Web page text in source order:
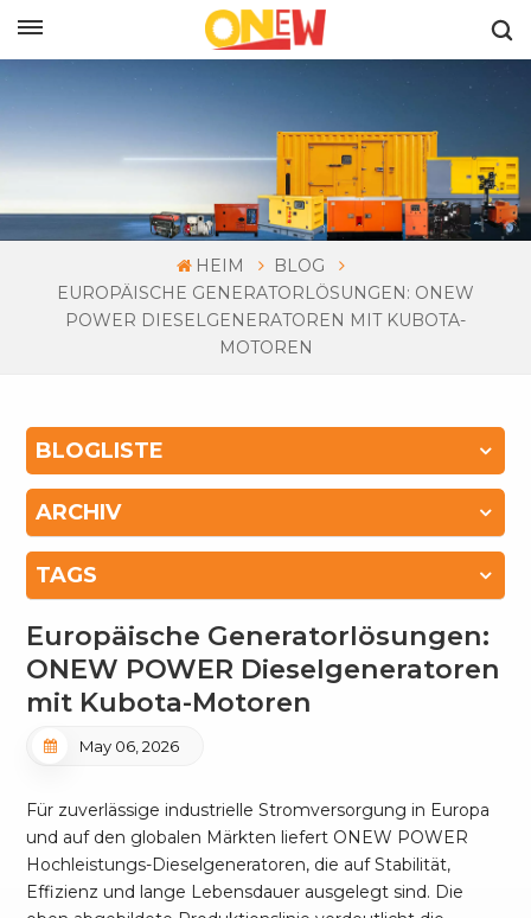
HEIM
BLOG
EUROPÄISCHE GENERATORLÖSUNGEN: ONEW
POWER DIESELGENERATOREN MIT KUBOTA-
MOTOREN
BLOGLISTE
ARCHIV
TAGS
Europäische Generatorlösungen:
ONEW POWER Dieselgeneratoren
mit Kubota-Motoren
May 06, 2026
Für zuverlässige industrielle Stromversorgung in Europa
und auf den globalen Märkten liefert ONEW POWER
Hochleistungs-Dieselgeneratoren, die auf Stabilität,
Effizienz und lange Lebensdauer ausgelegt sind. Die